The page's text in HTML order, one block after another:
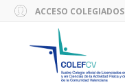
Saltar
contenido
ACCESO COLEGIADOS